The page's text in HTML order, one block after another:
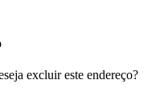
excluir este endereço?